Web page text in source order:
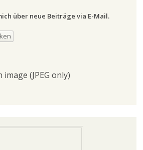
über neue Beiträge via E-Mail.
(JPEG only)